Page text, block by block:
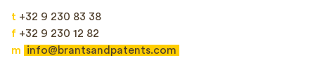
t +32 9 230 83 38
f +32 9 230 12 82
m
info@brantsandpatents.com